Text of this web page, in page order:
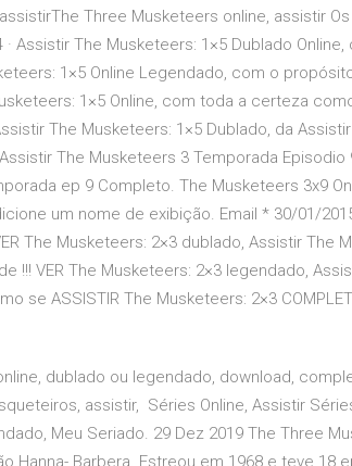
Three Musketeers online, assistir
Assistir The Musketeers: 1×5 Dublado
1×5 Online Legendado, com o
1×5 Online, com toda a certeza
The Musketeers: 1×5 Dublado, da
The Musketeers 3 Temporada
ep 9 Completo. The Musketeers 3x9
um nome de exibição. Email * 30/01/
The Musketeers: 2×3 dublado, Assistir The
!!! VER The Musketeers: 2×3 legendado,
se ASSISTIR The Musketeers: 2×3
dublado ou legendado, download,
assistir, Séries Online, Assistir
Meu Seriado. 29 Dez 2019 The Three
Hanna- Barbera. Estreou em 1968 e teve 18